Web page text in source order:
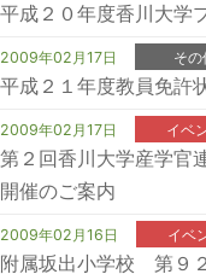
平成２０年度香川大学
2009年02月17日 その
平成２１年度教員免許
2009年02月17日 イベ
第２回香川大学産学官
開催のご案内
2009年02月16日 イベ
附属坂出小学校 第９